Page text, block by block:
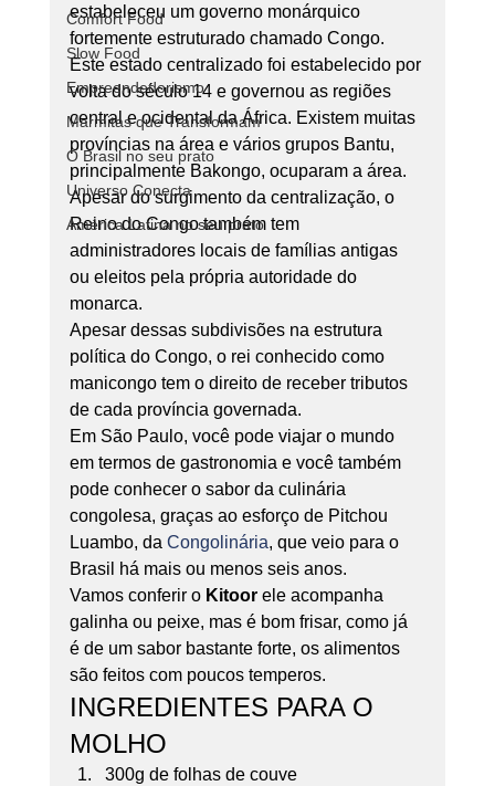
Comfort Food
Slow Food
Empreendedorismo
Marmitas que Transformam
O Brasil no seu prato
Universo Conecta
América Latina no seu prato
estabeleceu um governo monárquico
fortemente estruturado chamado Congo.
Este estado centralizado foi estabelecido por
volta do século 14 e governou as regiões
central e ocidental da África. Existem muitas
províncias na área e vários grupos Bantu,
principalmente Bakongo, ocuparam a área.
Apesar do surgimento da centralização, o
Reino do Congo também tem
administradores locais de famílias antigas
ou eleitos pela própria autoridade do
monarca.
Apesar dessas subdivisões na estrutura
política do Congo, o rei conhecido como
manicongo tem o direito de receber tributos
de cada província governada.
Em São Paulo, você pode viajar o mundo
em termos de gastronomia e você também
pode conhecer o sabor da culinária
congolesa, graças ao esforço de Pitchou
Luambo, da Congolinária, que veio para o
Brasil há mais ou menos seis anos.
Vamos conferir o Kitoor ele acompanha
galinha ou peixe, mas é bom frisar, como já
é de um sabor bastante forte, os alimentos
são feitos com poucos temperos.
INGREDIENTES PARA O
MOLHO
300g de folhas de couve